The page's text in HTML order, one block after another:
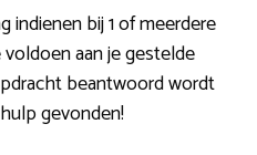
indienen bij 1 of meerdere
aan je gestelde
beantwoord wordt
gevonden!